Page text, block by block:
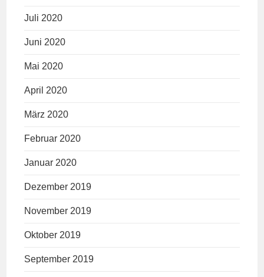
Juli 2020
Juni 2020
Mai 2020
April 2020
März 2020
Februar 2020
Januar 2020
Dezember 2019
November 2019
Oktober 2019
September 2019